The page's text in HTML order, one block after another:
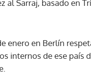
al Sarraj, basado en
enero en Berlín
internos de ese país